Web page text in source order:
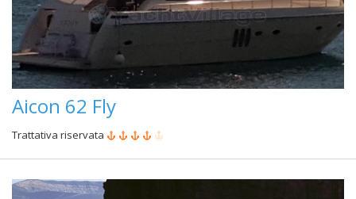
Aicon 62 Fly
Trattativa riservata